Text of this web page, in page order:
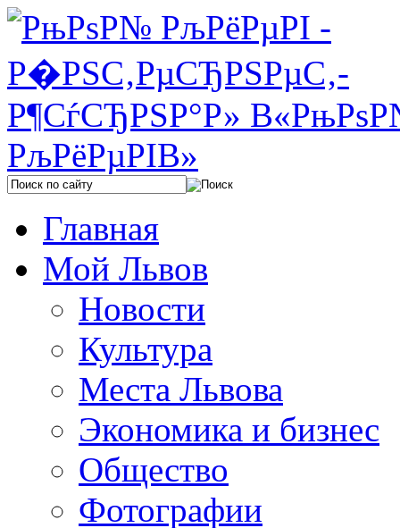
Главная
Мой Львов
Новости
Культура
Места Львова
Экономика и бизнес
Общество
Фотографии